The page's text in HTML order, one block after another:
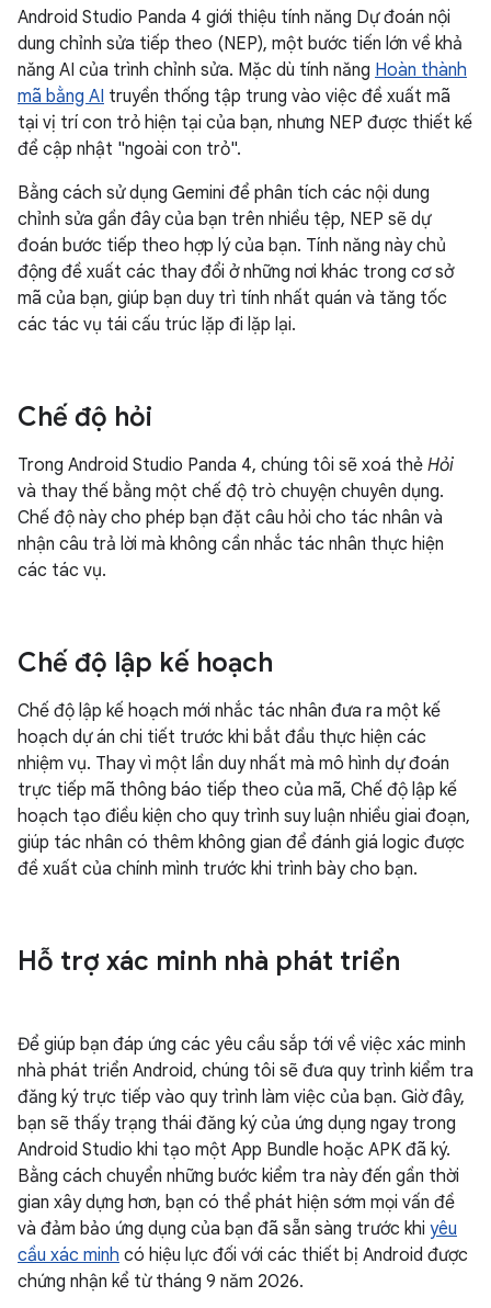
Android Studio Panda 4 giới thiệu tính năng Dự đoán nội
dung chỉnh sửa tiếp theo (NEP), một bước tiến lớn về khả
năng AI của trình chỉnh sửa. Mặc dù tính năng Hoàn thành
mã bằng AI truyền thống tập trung vào việc đề xuất mã
tại vị trí con trỏ hiện tại của bạn, nhưng NEP được thiết kế
để cập nhật "ngoài con trỏ".
Bằng cách sử dụng Gemini để phân tích các nội dung
chỉnh sửa gần đây của bạn trên nhiều tệp, NEP sẽ dự
đoán bước tiếp theo hợp lý của bạn. Tính năng này chủ
động đề xuất các thay đổi ở những nơi khác trong cơ sở
mã của bạn, giúp bạn duy trì tính nhất quán và tăng tốc
các tác vụ tái cấu trúc lặp đi lặp lại.
Chế độ hỏi
Trong Android Studio Panda 4, chúng tôi sẽ xoá thẻ Hỏi
và thay thế bằng một chế độ trò chuyện chuyên dụng.
Chế độ này cho phép bạn đặt câu hỏi cho tác nhân và
nhận câu trả lời mà không cần nhắc tác nhân thực hiện
các tác vụ.
Chế độ lập kế hoạch
Chế độ lập kế hoạch mới nhắc tác nhân đưa ra một kế
hoạch dự án chi tiết trước khi bắt đầu thực hiện các
nhiệm vụ. Thay vì một lần duy nhất mà mô hình dự đoán
trực tiếp mã thông báo tiếp theo của mã, Chế độ lập kế
hoạch tạo điều kiện cho quy trình suy luận nhiều giai đoạn,
giúp tác nhân có thêm không gian để đánh giá logic được
đề xuất của chính mình trước khi trình bày cho bạn.
Hỗ trợ xác minh nhà phát triển
Để giúp bạn đáp ứng các yêu cầu sắp tới về việc xác minh
nhà phát triển Android, chúng tôi sẽ đưa quy trình kiểm tra
đăng ký trực tiếp vào quy trình làm việc của bạn. Giờ đây,
bạn sẽ thấy trạng thái đăng ký của ứng dụng ngay trong
Android Studio khi tạo một App Bundle hoặc APK đã ký.
Bằng cách chuyển những bước kiểm tra này đến gần thời
gian xây dựng hơn, bạn có thể phát hiện sớm mọi vấn đề
và đảm bảo ứng dụng của bạn đã sẵn sàng trước khi yêu
cầu xác minh có hiệu lực đối với các thiết bị Android được
chứng nhận kể từ tháng 9 năm 2026.